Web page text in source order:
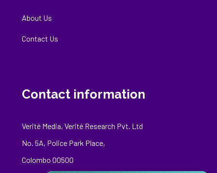
About Us
Contact Us
Contact information
Verité Media, Verité Research Pvt. Ltd
No. 5A, Police Park Place,
Colombo 00500